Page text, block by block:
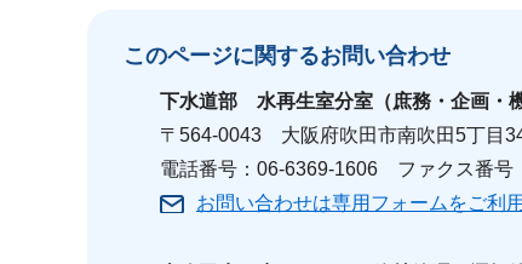
このページに関するお問い合わせ
下水道部 水再生室分室（庶務・企画・
〒564-0043 大阪府吹田市南吹田5丁目
電話番号：06-6369-1606 ファクス番号
お問い合わせは専用フォームをご利